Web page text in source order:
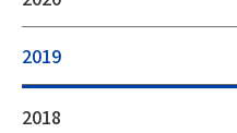
2019
2018